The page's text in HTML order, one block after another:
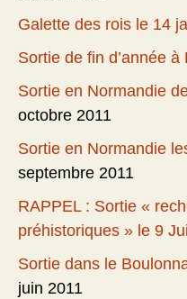
Galette des rois le 14
Sortie de fin d’année à
Sortie en Normandie
octobre 2011
Sortie en Normandie
septembre 2011
RAPPEL : Sortie «
préhistoriques » le 9
Sortie dans le
juin 2011